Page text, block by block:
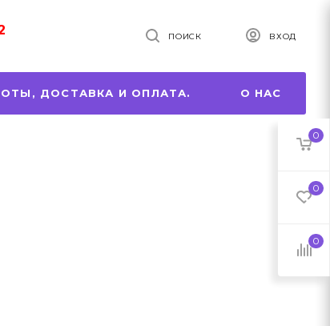
ПОИСК ВХОД
ДОСТАВКА И ОПЛАТА. О НАС
0
0
0